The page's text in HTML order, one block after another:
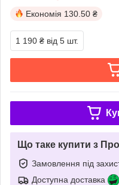
Економія 130.50 ₴
1 190 ₴ від 5 шт.
Що таке купити з
Замовлення під
Доступна доставка